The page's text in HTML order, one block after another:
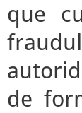
que
de